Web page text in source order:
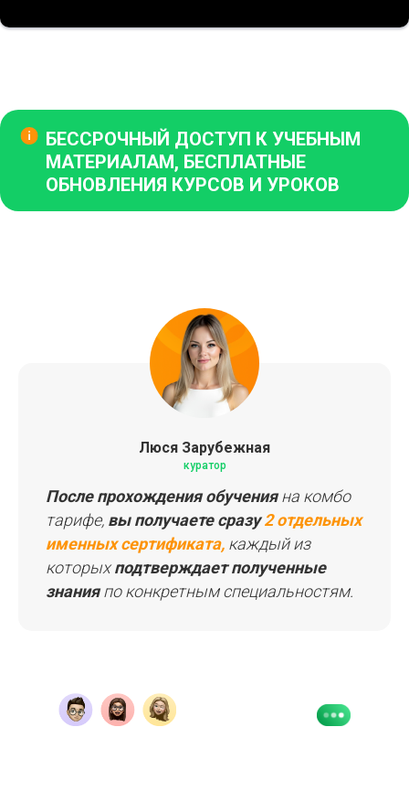
БЕССРОЧНЫЙ ДОСТУП К УЧЕБНЫМ
МАТЕРИАЛАМ, БЕСПЛАТНЫЕ
ОБНОВЛЕНИЯ КУРСОВ И УРОКОВ
Люся Зарубежная
куратор
После прохождения обученияна комбо
тарифе, вы получаете сразу2 отдельных
именных сертификата, каждый из
которыхподтверждает полученные
знанияпо конкретным специальностям.